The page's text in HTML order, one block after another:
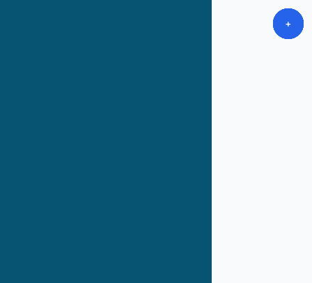
+
+
+
+
+
+
+
+
+